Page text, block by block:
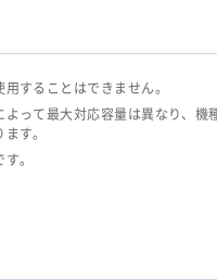
することはできません。
よって最大対応容量は異なり、機
す。
。